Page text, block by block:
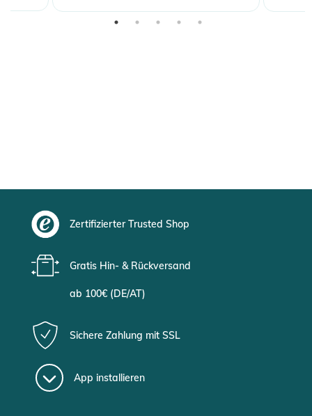
Zertifizierter Trusted Shop
Gratis Hin- & Rückversand
ab 100€ (DE/AT)
Sichere Zahlung mit SSL
App installieren